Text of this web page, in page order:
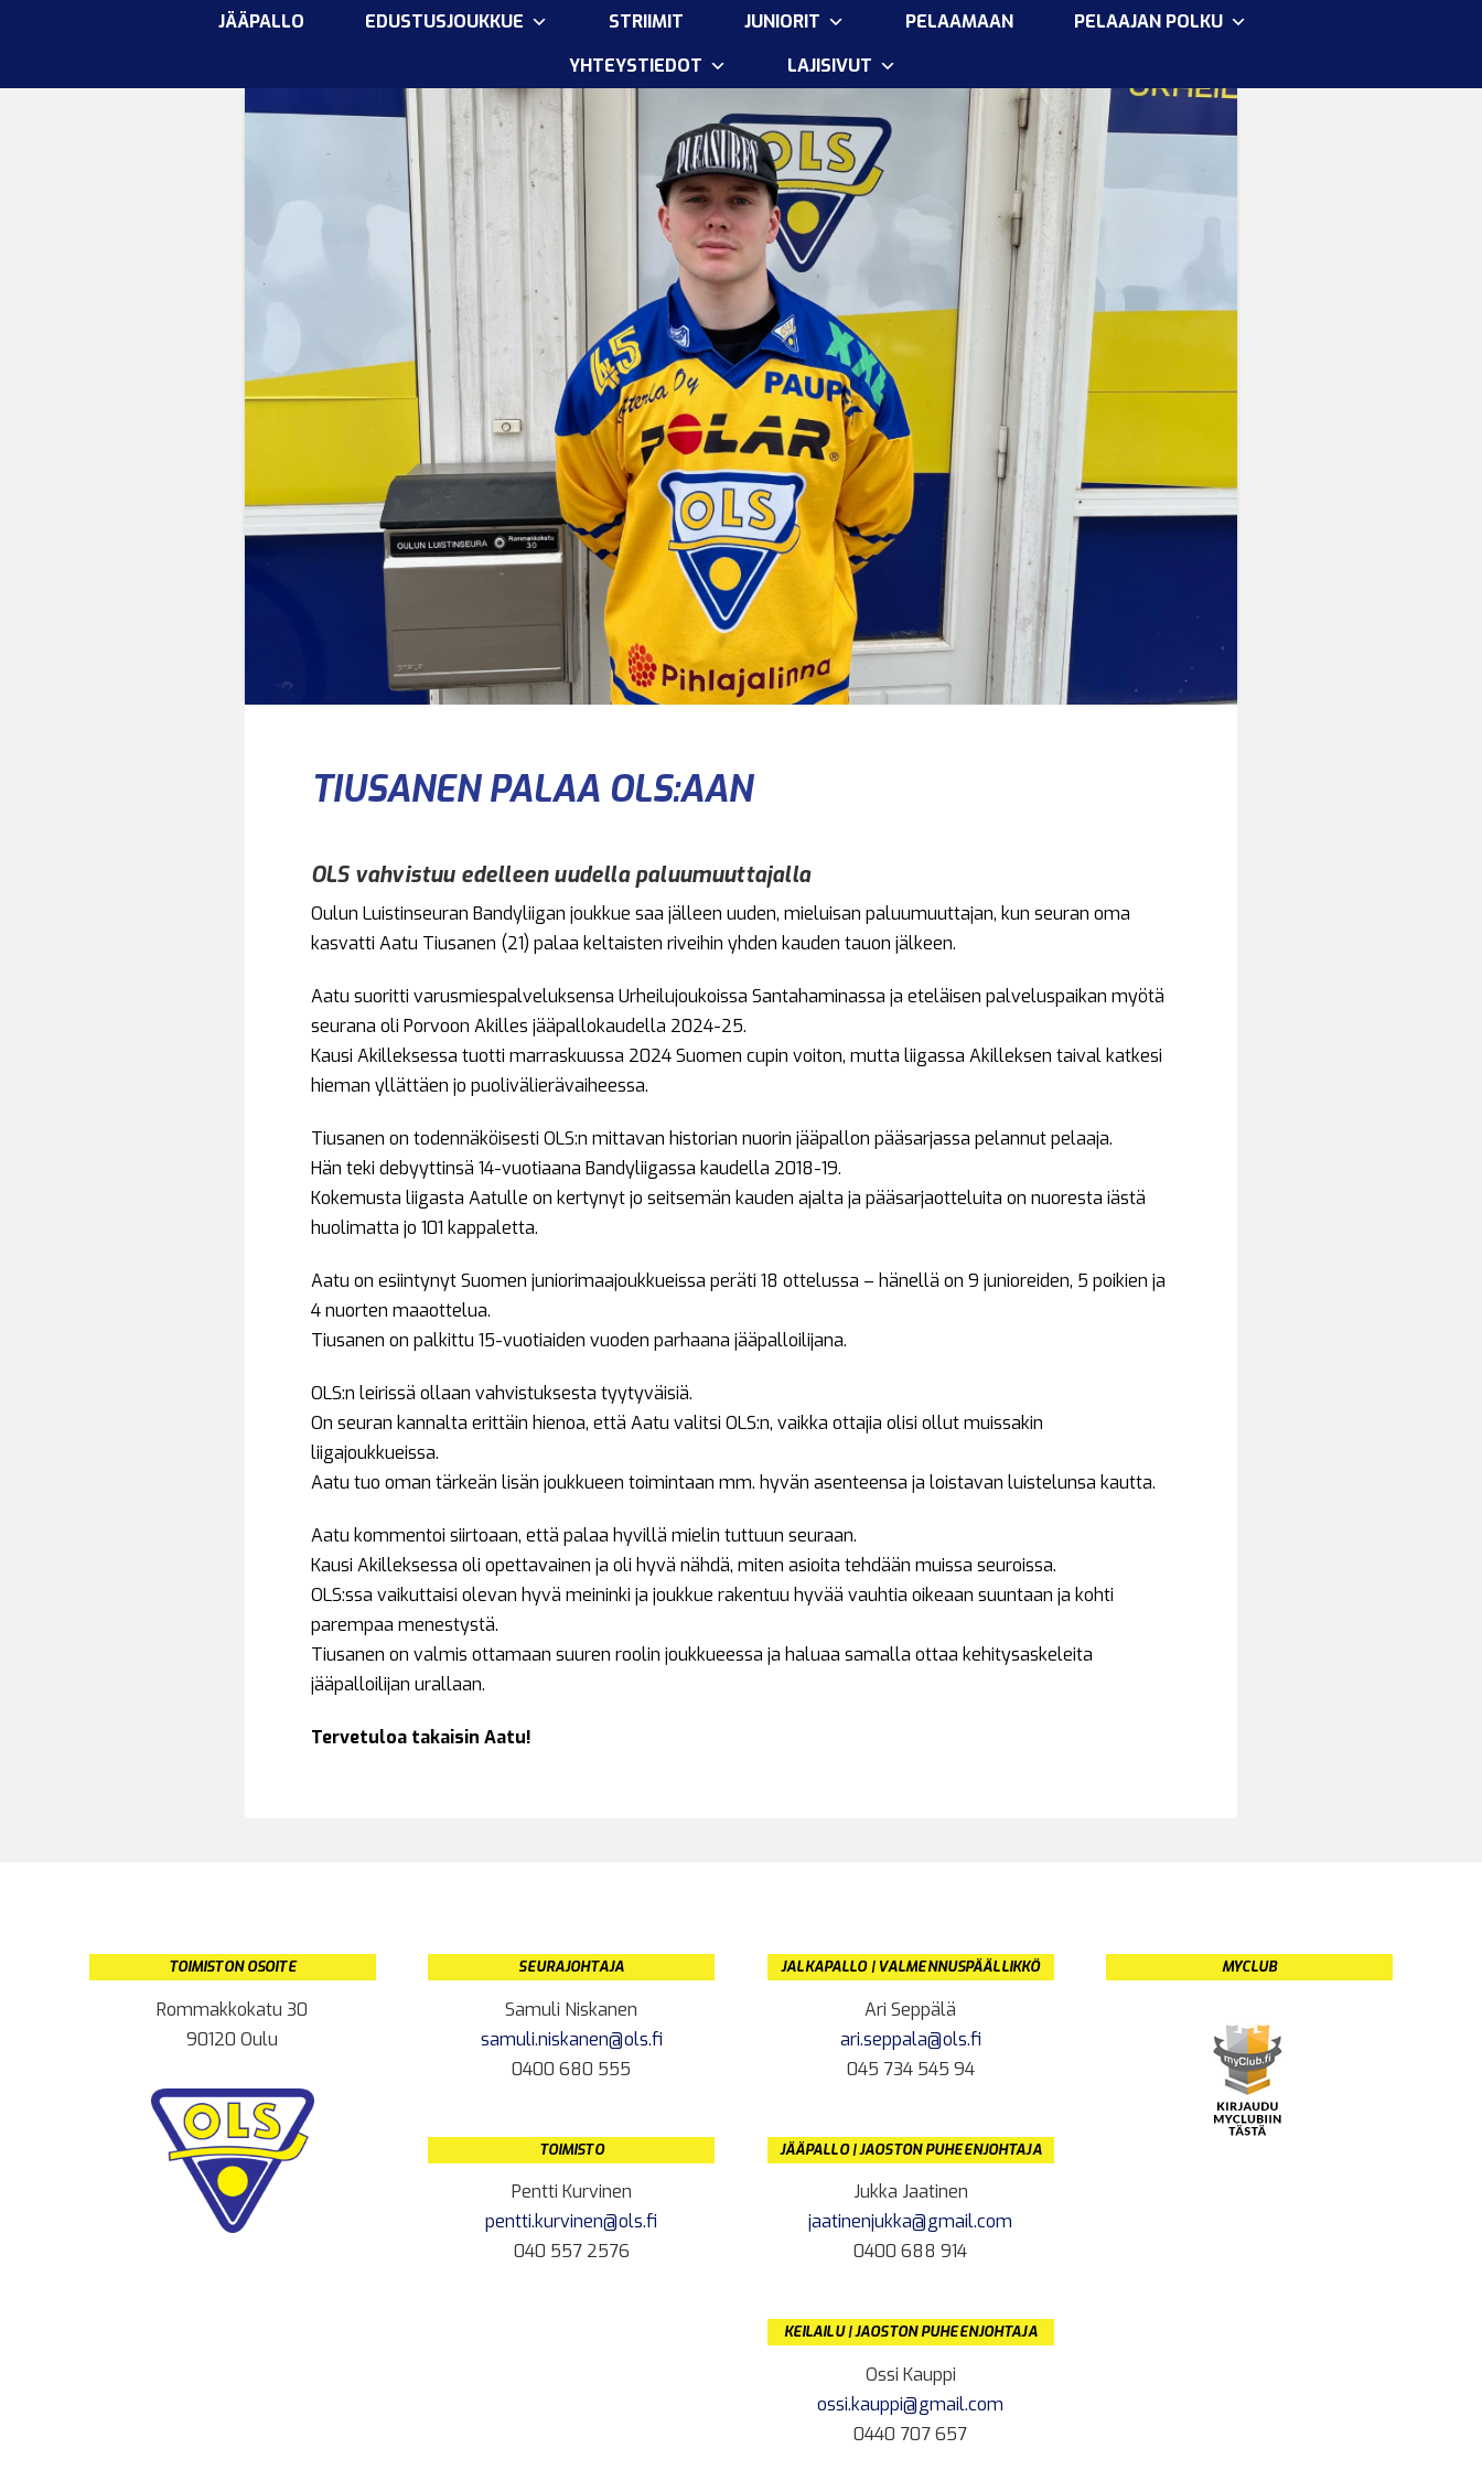
JÄÄPALLO EDUSTUSJOUKKUE STRIIMIT JUNIORIT PELAAMAAN
PELAAJAN POLKU
YHTEYSTIEDOT
LAJISIVUT
TIUSANEN PALAA OLS:AAN
OLS vahvistuu edelleen uudella paluumuuttajalla
Oulun Luistinseuran Bandyliigan joukkue saa jälleen uuden, mieluisan paluumuuttajan, kun seuran oma
kasvatti Aatu Tiusanen (21) palaa keltaisten riveihin yhden kauden tauon jälkeen.
Aatu suoritti varusmiespalveluksensa Urheilujoukoissa Santahaminassa ja eteläisen palveluspaikan myötä
seurana oli Porvoon Akilles jääpallokaudella 2024-25.
Kausi Akilleksessa tuotti marraskuussa 2024 Suomen cupin voiton, mutta liigassa Akilleksen taival katkesi
hieman yllättäen jo puolivälierävaiheessa.
Tiusanen on todennäköisesti OLS:n mittavan historian nuorin jääpallon pääsarjassa pelannut pelaaja.
Hän teki debyyttinsä 14-vuotiaana Bandyliigassa kaudella 2018-19.
Kokemusta liigasta Aatulle on kertynyt jo seitsemän kauden ajalta ja pääsarjaotteluita on nuoresta iästä
huolimatta jo 101 kappaletta.
Aatu on esiintynyt Suomen juniorimaajoukkueissa peräti 18 ottelussa – hänellä on 9 junioreiden, 5 poikien ja
4 nuorten maaottelua.
Tiusanen on palkittu 15-vuotiaiden vuoden parhaana jääpalloilijana.
OLS:n leirissä ollaan vahvistuksesta tyytyväisiä.
On seuran kannalta erittäin hienoa, että Aatu valitsi OLS:n, vaikka ottajia olisi ollut muissakin
liigajoukkueissa.
Aatu tuo oman tärkeän lisän joukkueen toimintaan mm. hyvän asenteensa ja loistavan luistelunsa kautta.
Aatu kommentoi siirtoaan, että palaa hyvillä mielin tuttuun seuraan.
Kausi Akilleksessa oli opettavainen ja oli hyvä nähdä, miten asioita tehdään muissa seuroissa.
OLS:ssa vaikuttaisi olevan hyvä meininki ja joukkue rakentuu hyvää vauhtia oikeaan suuntaan ja kohti
parempaa menestystä.
Tiusanen on valmis ottamaan suuren roolin joukkueessa ja haluaa samalla ottaa kehitysaskeleita
jääpalloilijan urallaan.
Tervetuloa takaisin Aatu!
TOIMISTON OSOITE
Rommakkokatu 30
90120 Oulu
SEURAJOHTAJA
Samuli Niskanen
samuli.niskanen@ols.fi
0400 680 555
TOIMISTO
Pentti Kurvinen
pentti.kurvinen@ols.fi
040 557 2576
JALKAPALLO | VALMENNUSPÄÄLLIKKÖ
Ari Seppälä
ari.seppala@ols.fi
045 734 545 94
JÄÄPALLO | JAOSTON PUHEENJOHTAJA
Jukka Jaatinen
jaatinenjukka@gmail.com
0400 688 914
KEILAILU | JAOSTON PUHEENJOHTAJA
Ossi Kauppi
ossi.kauppi@gmail.com
0440 707 657
MYCLUB